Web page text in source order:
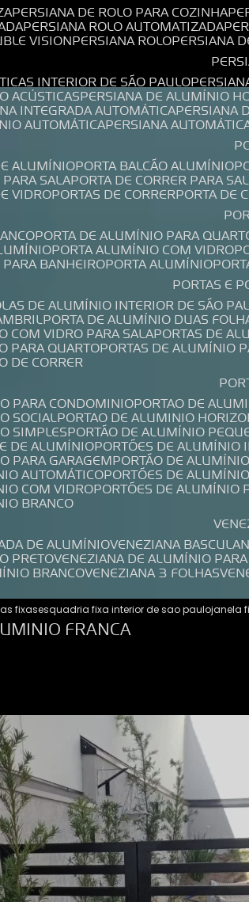
PERSIANA DE ROLO PARA COZINHA
PERSIANA ROLO AUTOMATIZADA
VISION PERSIANA ROLO PERSIANA
INTERIOR DE SÃO PAULO
ACÚSTICAS PERSIANA DE ALUMÍNIO
INTEGRADA AUTOMÁTICA
AUTOMÁTICA PERSIANA
ALUMÍNIO PORTA BALCÃO ALUMÍNIO
SALA PORTA DE CORRER PARA
VIDRO PORTAS DE CORRER PORTA DE
PORTA DE ALUMÍNIO PARA
PORTA ALUMÍNIO COM VIDRO
PARA BANHEIRO PORTA ALUMÍNIO
PORTAS E
DE ALUMÍNIO INTERIOR DE SÃO
PORTA DE ALUMÍNIO DUAS
COM VIDRO PARA SALA PORTAS DE
PARA QUARTO PORTAS DE ALUMÍNIO
DE CORRER
PARA CONDOMINIO PORTAO DE
SOCIAL PORTAO DE ALUMINIO
SIMPLES PORTÃO DE ALUMÍNIO
DE ALUMÍNIO PORTÕES DE
PARA GARAGEM PORTÃO DE
AUTOMÁTICO PORTÕES DE
COM VIDRO PORTÕES DE ALUMÍNIO
BRANCO
DE ALUMÍNIO VENEZIANA
PRETO VENEZIANA DE ALUMÍNIO
BRANCO VENEZIANA 3 FOLHAS
fixasesquadria fixa interior de sao paulojanela
FRANCA